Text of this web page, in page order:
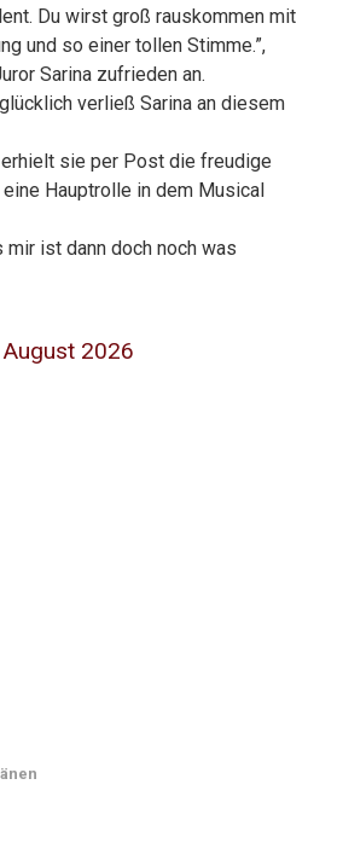
Du wirst groß rauskommen mit
und so einer tollen Stimme.”,
Sarina zufrieden an.
verließ Sarina an diesem
sie per Post die freudige
Hauptrolle in dem Musical
mir ist dann doch noch was
2026